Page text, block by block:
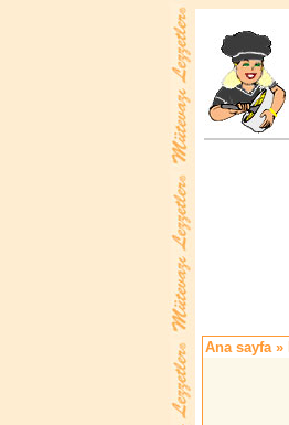
Ana sayfa»